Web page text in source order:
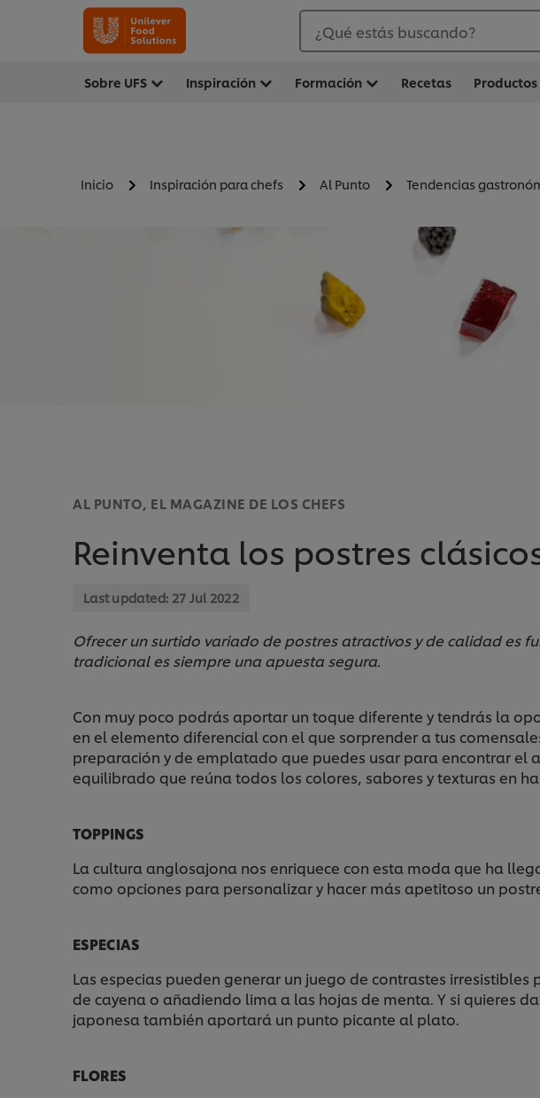
¿Qué estás buscando?
Sobre UFS Inspiración Formación Recetas Productos
Inicio Inspiración para chefs Al Punto Tendencias
AL PUNTO, EL MAGAZINE DE LOS CHEFS
Reinventa los postres
Last updated: 27 Jul 2022
Ofrecer un surtido variado de postres atractivos y de calidad es
tradicional es siempre una apuesta segura.
Con muy poco podrás aportar un toque diferente y tendrás la
en el elemento diferencial con el que sorprender a tus
preparación y de emplatado que puedes usar para encontrar el
equilibrado que reúna todos los colores, sabores y texturas en
TOPPINGS
La cultura anglosajona nos enriquece con esta moda que ha
como opciones para personalizar y hacer más apetitoso un
ESPECIAS
Las especias pueden generar un juego de contrastes
de cayena o añadiendo lima a las hojas de menta. Y si quieres
japonesa también aportará un punto picante al plato.
FLORES